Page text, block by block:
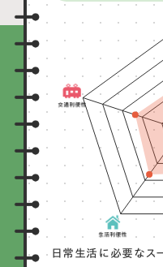
日常生活に必要なス